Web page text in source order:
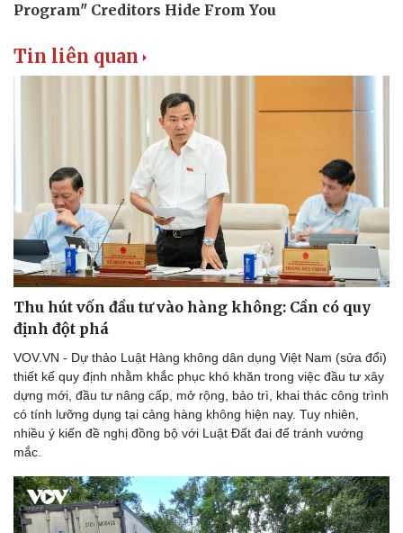
Tin liên quan
Thu hút vốn đầu tư vào hàng không: Cần có quy
định đột phá
VOV.VN - Dự thảo Luật Hàng không dân dụng Việt Nam (sửa đổi)
thiết kế quy định nhằm khắc phục khó khăn trong việc đầu tư xây
dựng mới, đầu tư nâng cấp, mở rộng, bảo trì, khai thác công trình
có tính lưỡng dụng tại cảng hàng không hiện nay. Tuy nhiên,
nhiều ý kiến đề nghị đồng bộ với Luật Đất đai để tránh vướng
mắc.